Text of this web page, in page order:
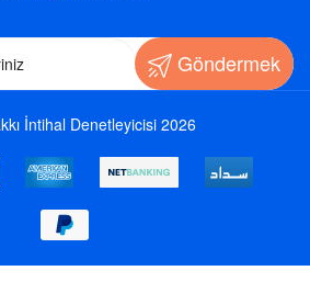
Göndermek
İntihal Denetleyicisi 2026